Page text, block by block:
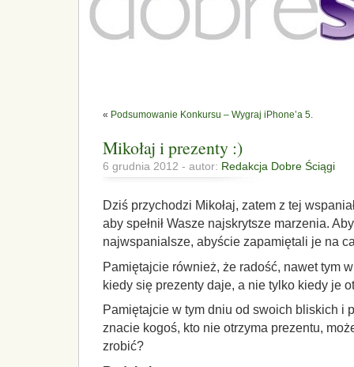
« Podsumowanie Konkursu – Wygraj iPhone’a 5.
Mikołaj i prezenty :)
6 grudnia 2012 - autor: Redakcja Dobre Ściągi
Dziś przychodzi Mikołaj, zatem z tej
aby spełnił Wasze najskrytsze marzenia.
najwspanialsze, abyście zapamiętali je na
Pamiętajcie również, że radość, nawet tym
kiedy się prezenty daje, a nie tylko kiedy je
Pamiętajcie w tym dniu od swoich bliskich i
znacie kogoś, kto nie otrzyma prezentu,
zrobić?